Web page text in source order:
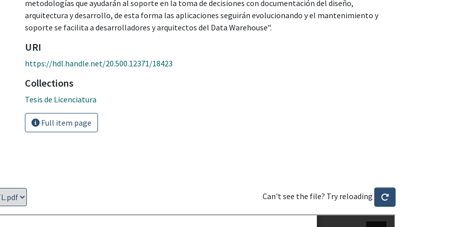
metodologías que ayudarán al soporte en la toma de decisiones con documentación del diseño,
arquitectura y desarrollo, de esta forma las aplicaciones seguirán evolucionando y el mantenimiento y
soporte se facilita a desarrolladores y arquitectos del Data Warehouse".
URI
https://hdl.handle.net/20.500.12371/18423
Collections
Tesis de Licenciatura
Full item page
Can't see the file? Try reloading